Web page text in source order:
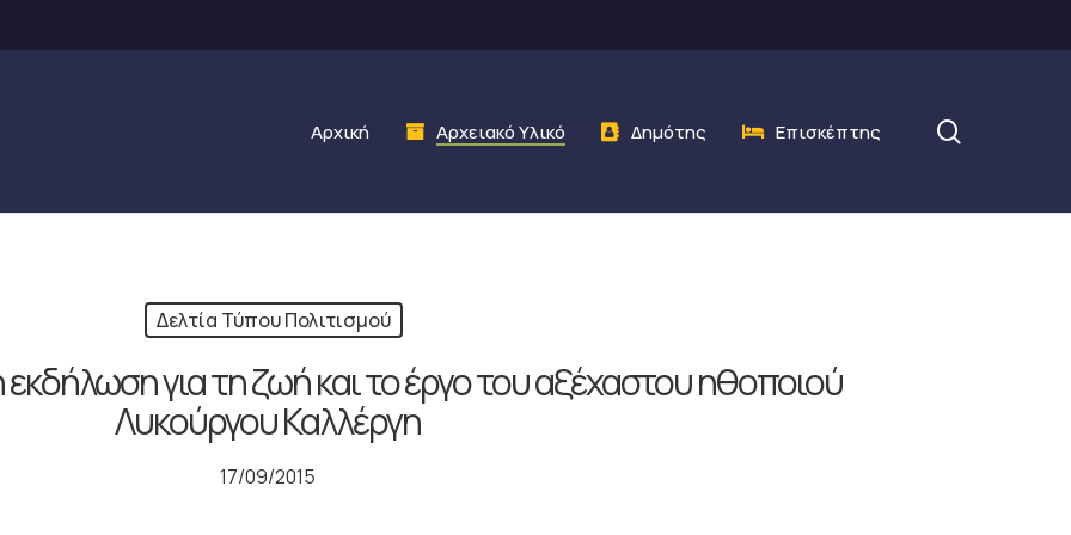
Αρχική Αρχειακό Υλικό Δημότης Επισκέπτης
Δελτία Τύπου Πολιτισμού
για τη ζωή και το έργο του αξέχαστου ηθοποιού
Λυκούργου Καλλέργη
17/09/2015